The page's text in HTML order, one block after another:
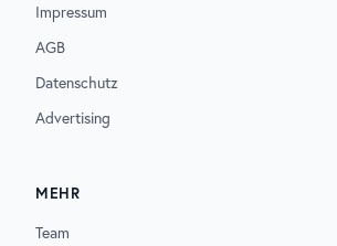
Impressum
AGB
Datenschutz
Advertising
MEHR
Team